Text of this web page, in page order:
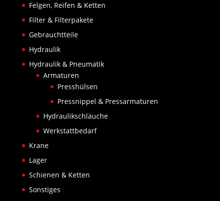
Felgen, Reifen & Ketten
Filter & Filterpakete
Gebrauchtteile
Hydraulik
Hydraulik & Pneumatik
Armaturen
Presshülsen
Pressnippel & Pressarmaturen
Hydraulikschläuche
Werkstattbedarf
Krane
Lager
Schienen & Ketten
Sonstiges